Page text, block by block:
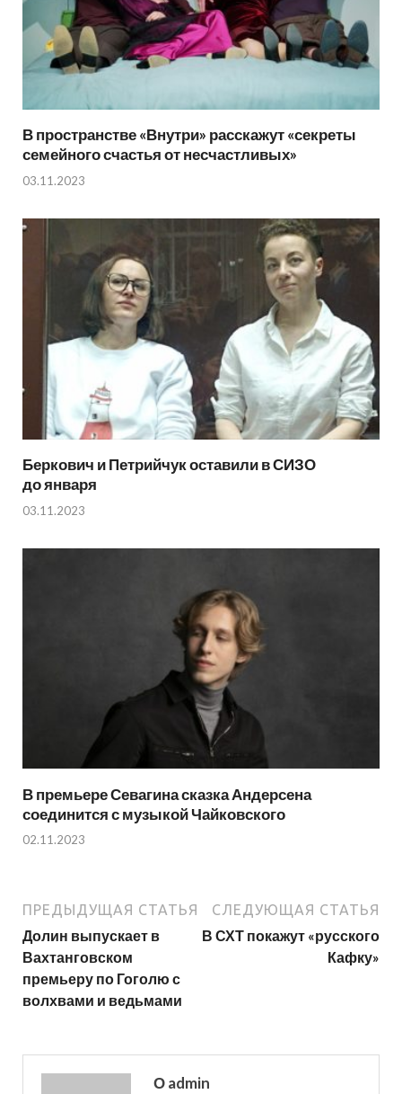
В пространстве «Внутри» расскажут «секреты
семейного счастья от несчастливых»
03.11.2023
Беркович и Петрийчук оставили в СИЗО
до января
03.11.2023
В премьере Севагина сказка Андерсена
соединится с музыкой Чайковского
02.11.2023
ПРЕДЫДУЩАЯ СТАТЬЯ
Долин выпускает в
Вахтанговском
премьеру по Гоголю с
волхвами и ведьмами
СЛЕДУЮЩАЯ СТАТЬЯ
В СХТ покажут «русского
Кафку»
О admin